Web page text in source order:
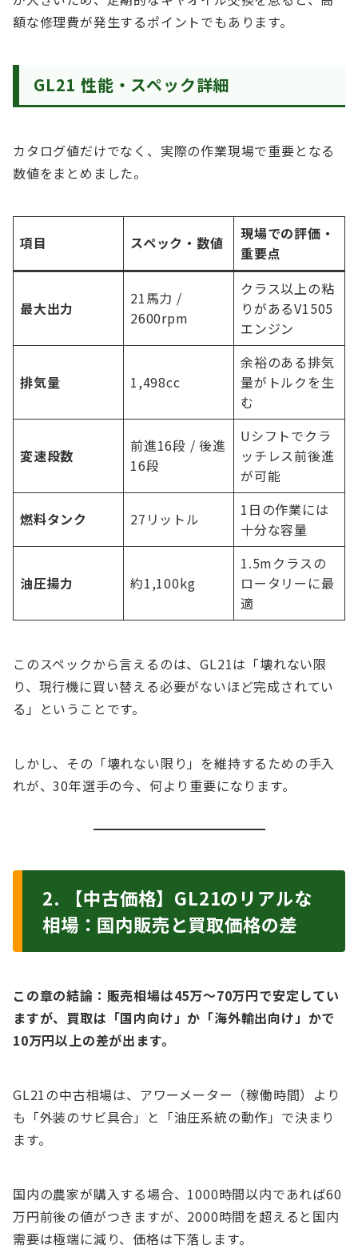
額な修理費が発生するポイントでもあります。
GL21 性能・スペック詳細
カタログ値だけでなく、実際の作業現場で重要となる
数値をまとめました。
項目 スペック・数値
現場での評価・
重要点
最大出力
21馬力 /
2600rpm
クラス以上の粘
りがあるV1505
エンジン
排気量 1,498cc
余裕のある排気
量がトルクを生
む
変速段数
前進16段 / 後進
16段
Uシフトでクラ
ッチレス前後進
が可能
燃料タンク 27リットル
1日の作業には
十分な容量
油圧揚力 約1,100kg
1.5mクラスの
ロータリーに最
適
このスペックから言えるのは、GL21は「壊れない限
り、現行機に買い替える必要がないほど完成されてい
る」ということです。
しかし、その「壊れない限り」を維持するための手入
れが、30年選手の今、何より重要になります。
2. 【中古価格】GL21のリアルな
相場：国内販売と買取価格の差
この章の結論：販売相場は45万〜70万円で安定してい
ますが、買取は「国内向け」か「海外輸出向け」かで
10万円以上の差が出ます。
GL21の中古相場は、アワーメーター（稼働時間）より
も「外装のサビ具合」と「油圧系統の動作」で決まり
ます。
国内の農家が購入する場合、1000時間以内であれば60
万円前後の値がつきますが、2000時間を超えると国内
需要は極端に減り、価格は下落します。